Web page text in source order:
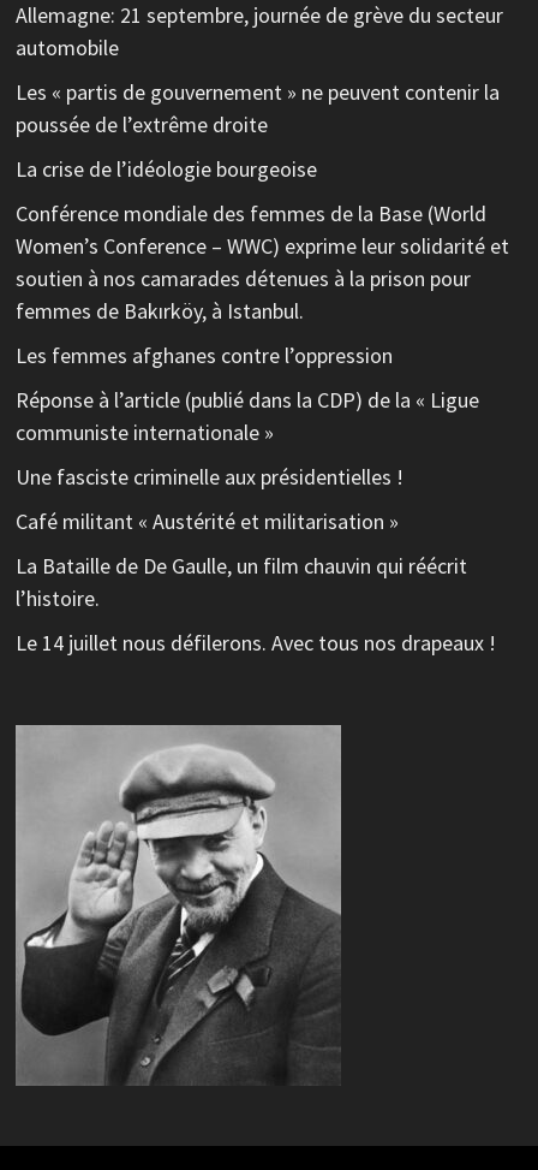
Allemagne: 21 septembre, journée de grève du secteur
automobile
Les « partis de gouvernement » ne peuvent contenir la
poussée de l’extrême droite
La crise de l’idéologie bourgeoise
Conférence mondiale des femmes de la Base (World
Women’s Conference – WWC) exprime leur solidarité et
soutien à nos camarades détenues à la prison pour
femmes de Bakırköy, à Istanbul.
Les femmes afghanes contre l’oppression
Réponse à l’article (publié dans la CDP) de la « Ligue
communiste internationale »
Une fasciste criminelle aux présidentielles !
Café militant « Austérité et militarisation »
La Bataille de De Gaulle, un film chauvin qui réécrit
l’histoire.
Le 14 juillet nous défilerons. Avec tous nos drapeaux !